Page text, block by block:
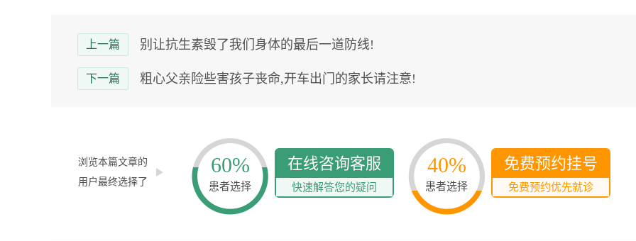
上一篇 别让抗生素毁了我们身体的最后一道防线!
下一篇 粗心父亲险些害孩子丧命,开车出门的家长请注意!
浏览本篇文章的
用户最终选择了
60%
患者选择
在线咨询客服
快速解答您的疑问
40%
患者选择
免费预约挂号
免费预约优先就诊